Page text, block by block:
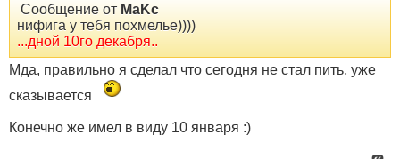
Сообщение от MaKc
нифига у тебя похмелье))))
...дной 10го декабря..
Мда, правильно я сделал что сегодня не стал пить, уже
сказывается
Конечно же имел в виду 10 января :)